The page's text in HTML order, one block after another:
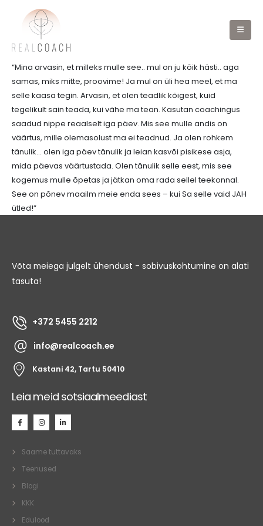
“Mina arvasin, et milleks mulle see.. mul on ju kõik hästi.. aga
samas, miks mitte, proovime! Ja mul on üli hea meel, et ma
selle kaasa tegin. Arvasin, et olen teadlik kõigest, kuid
tegelikult sain teada, kui vähe ma tean. Kasutan coachingus
saadud nippe reaalselt iga päev. Mis see mulle andis on
väärtus, mille olemasolust ma ei teadnud. Ja olen rohkem
tänulik… olen iga päev tänulik ja leian kasvõi pisikese asja,
mida päevas väärtustada. Olen tänulik selle eest, mis see
kogemus mulle õpetas ja jätkan oma rada sellel teekonnal.
See on põnev maailm meie enda sees – kui Sa selle vaid JAH
ütled!”
Võta meiega julgelt ühendust - sobivuskohtumine on alati
tasuta!
+372 5455 2212
info@realcoach.ee
Kastani 42, Tartu 50410
Leia meid sotsiaalmeediast
Saame tuttavaks
Teenused
Blogi
KKK
Edulood